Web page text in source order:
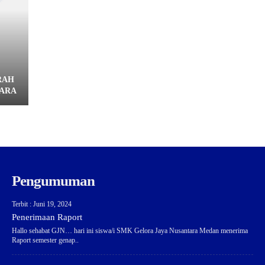
Pengumuman
Terbit : Juni 19, 2024
Penerimaan Raport
Hallo sehabat GJN… hari ini siswa/i SMK Gelora Jaya Nusantara Medan menerima
Raport semester genap..